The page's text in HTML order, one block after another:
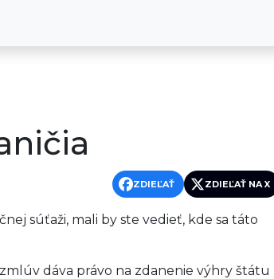
ZDIEĽAŤ ZDIEĽAŤ NA X
súťaži, mali by ste vedieť, kde sa táto
dáva právo na zdanenie výhry štátu